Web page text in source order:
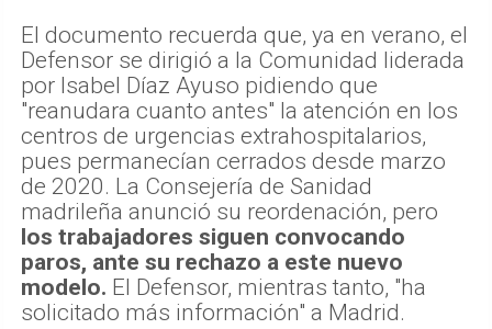
El documento recuerda que, ya en verano, el
Defensor se dirigió a la Comunidad liderada
por Isabel Díaz Ayuso pidiendo que
"reanudara cuanto antes" la atención en los
centros de urgencias extrahospitalarios,
pues permanecían cerrados desde marzo
de 2020. La Consejería de Sanidad
madrileña anunció su reordenación, pero
los trabajadores siguen convocando
paros, ante su rechazo a este nuevo
modelo. El Defensor, mientras tanto, "ha
solicitado más información" a Madrid.